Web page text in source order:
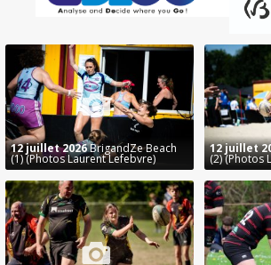
12 juillet 2026BrigandZe Beach
(1) (Photos Laurent Lefebvre)
12 juillet
(2) (Photos